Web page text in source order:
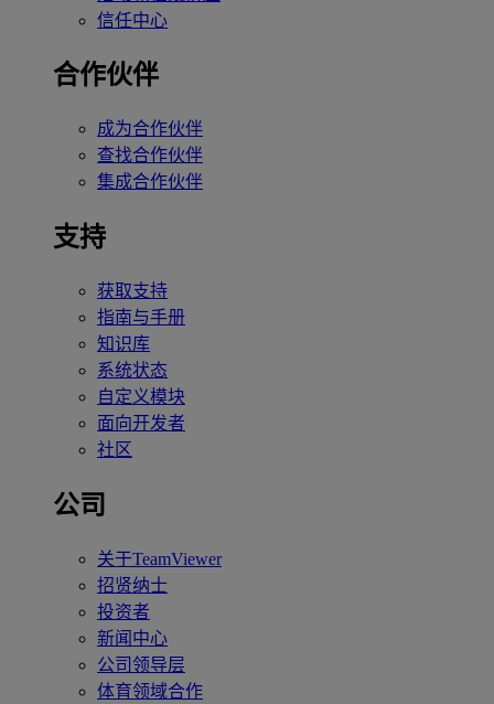
信任中心
合作伙伴
成为合作伙伴
查找合作伙伴
集成合作伙伴
支持
获取支持
指南与手册
知识库
系统状态
自定义模块
面向开发者
社区
公司
关于TeamViewer
招贤纳士
投资者
新闻中心
公司领导层
体育领域合作